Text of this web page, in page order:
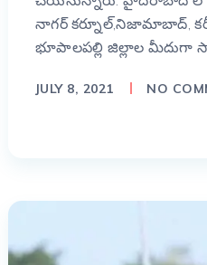
నాగర్ కర్నూల్,నిజామాబాద్,
భూపాలపల్లి జిల్లాల మీదుగా
JULY 8, 2021 NO